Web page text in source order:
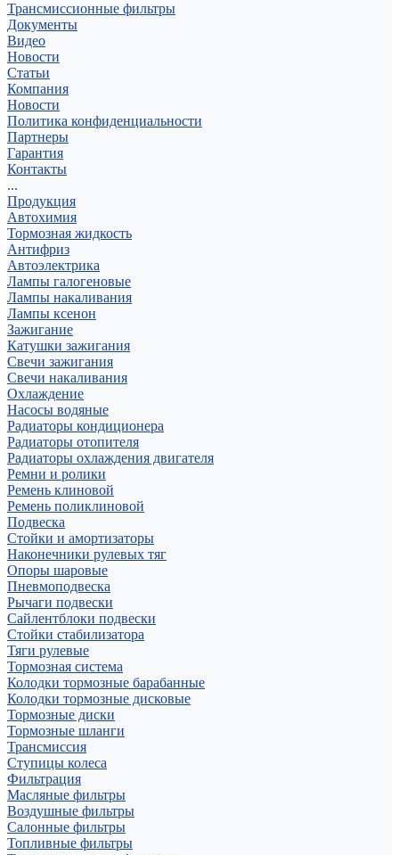
Трансмиссионные фильтры
Документы
Видео
Новости
Статьи
Компания
Новости
Политика конфиденциальности
Партнеры
Гарантия
Контакты
...
Продукция
Автохимия
Тормозная жидкость
Антифриз
Автоэлектрика
Лампы галогеновые
Лампы накаливания
Лампы ксенон
Зажигание
Катушки зажигания
Свечи зажигания
Свечи накаливания
Охлаждение
Насосы водяные
Радиаторы кондиционера
Радиаторы отопителя
Радиаторы охлаждения двигателя
Ремни и ролики
Ремень клиновой
Ремень поликлиновой
Подвеска
Стойки и амортизаторы
Наконечники рулевых тяг
Опоры шаровые
Пневмоподвеска
Рычаги подвески
Сайлентблоки подвески
Стойки стабилизатора
Тяги рулевые
Тормозная система
Колодки тормозные барабанные
Колодки тормозные дисковые
Тормозные диски
Тормозные шланги
Трансмиссия
Ступицы колеса
Фильтрация
Масляные фильтры
Воздушные фильтры
Салонные фильтры
Топливные фильтры